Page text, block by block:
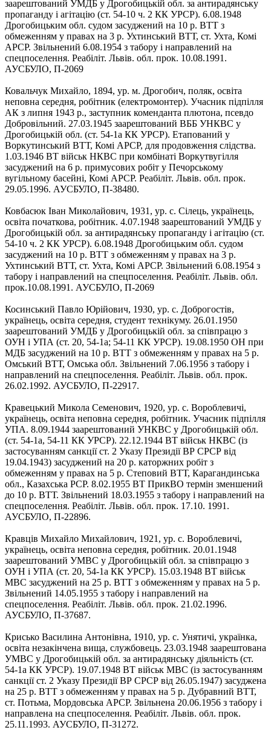
заарештований УМДБ у Дрогобицькій обл. за антирадянську
пропаганду і агітацію (ст. 54-10 ч. 2 КК УРСР). 6.08.1948
Дрогобицьким обл. судом засуджений на 10 р. ВТТ з
обмеженням у правах на 3 р. Ухтинський ВТТ, ст. Ухта, Комі
АРСР. Звільнений 6.08.1954 з табору і направлений на
спецпоселення. Реабіліт. Львів. обл. прок. 10.08.1991.
АУСБУЛО, П-2069
Ковальчук Михайло, 1894, ур. м. Дрогобич, поляк, освіта
неповна середня, робітник (електромонтер). Учасник підпілля
АК з липня 1943 р., заступник коменданта плютона, псевдо
Добровільний. 27.03.1945 заарештований ВББ УНКВС у
Дрогобицькій обл. (ст. 54-1а КК УРСР). Етапований у
Воркутинський ВТТ, Комі АРСР, для продовження слідства.
1.03.1946 ВТ військ НКВС при комбінаті Воркутвугілля
засуджений на 6 р. примусових робіт у Печорському
вугільному басейні, Комі АРСР. Реабіліт. Львів. обл. прок.
29.05.1996. АУСБУЛО, П-38480.
Ковбасюк Іван Миколайович, 1931, ур. с. Сілець, українець,
освіта початкова, робітник. 4.07.1948 заарештований УМДБ у
Дрогобицькій обл. за антирадянську пропаганду і агітацію (ст.
54-10 ч. 2 КК УРСР). 6.08.1948 Дрогобицьким обл. судом
засуджений на 10 р. ВТТ з обмеженням у правах на 3 р.
Ухтинський ВТТ, ст. Ухта, Комі АРСР. Звільнений 6.08.1954 з
табору і направлений на спецпоселення. Реабіліт. Львів. обл.
прок.10.08.1991. АУСБУЛО, П-2069
Косинський Павло Юрійович, 1930, ур. с. Доброгостів,
українець, освіта середня, студент технікуму. 26.01.1950
заарештований УМДБ у Дрогобицькій обл. за співпрацю з
ОУН і УПА (ст. 20, 54-1а; 54-11 КК УРСР). 19.08.1950 ОН при
МДБ засуджений на 10 р. ВТТ з обмеженням у правах на 5 р.
Омський ВТТ, Омська обл. Звільнений 7.06.1956 з табору і
направлений на спецпоселення. Реабіліт. Львів. обл. прок.
26.02.1992. АУСБУЛО, П-22917.
Кравецький Микола Семенович, 1920, ур. с. Вороблевичі,
українець, освіта неповна середня, робітник. Учасник підпілля
УПА. 8.09.1944 заарештований УНКВС у Дрогобицькій обл.
(ст. 54-1а, 54-11 КК УРСР). 22.12.1944 ВТ військ НКВС (із
застосуванням санкції ст. 2 Указу Президії ВР СРСР від
19.04.1943) засуджений на 20 р. каторжних робіт з
обмеженням у правах на 5 р. Степовий ВТТ, Карагандинська
обл., Казахська РСР. 8.02.1955 ВТ ПрикВО термін зменшений
до 10 р. ВТТ. Звільнений 18.03.1955 з табору і направлений на
спецпоселення. Реабіліт. Львів. обл. прок. 17.10. 1991.
АУСБУЛО, П-22896.
Кравців Михайло Михайлович, 1921, ур. с. Вороблевичі,
українець, освіта неповна середня, робітник. 20.01.1948
заарештований УМВС у Дрогобицькій обл. за співпрацю з
ОУН і УПА (ст. 20, 54-1а КК УРСР). 15.03.1948 ВТ військ
МВС засуджений на 25 р. ВТТ з обмеженням у правах на 5 р.
Звільнений 14.05.1955 з табору і направлений на
спецпоселення. Реабіліт. Львів. обл. прок. 21.02.1996.
АУСБУЛО, П-37687.
Крисько Василина Антонівна, 1910, ур. с. Унятичі, українка,
освіта незакінчена вища, службовець. 23.03.1948 заарештована
УМВС у Дрогобицькій обл. за антирадянську діяльність (ст.
54-1а КК УРСР). 19.07.1948 ВТ військ МВС (із застосуванням
санкції ст. 2 Указу Президії ВР СРСР від 26.05.1947) засуджена
на 25 р. ВТТ з обмеженням у правах на 5 р. Дубравний ВТТ,
ст. Потьма, Мордовська АРСР. Звільнена 20.06.1956 з табору і
направлена на спецпоселення. Реабіліт. Львів. обл. прок.
25.11.1993. АУСБУЛО, П-31272.